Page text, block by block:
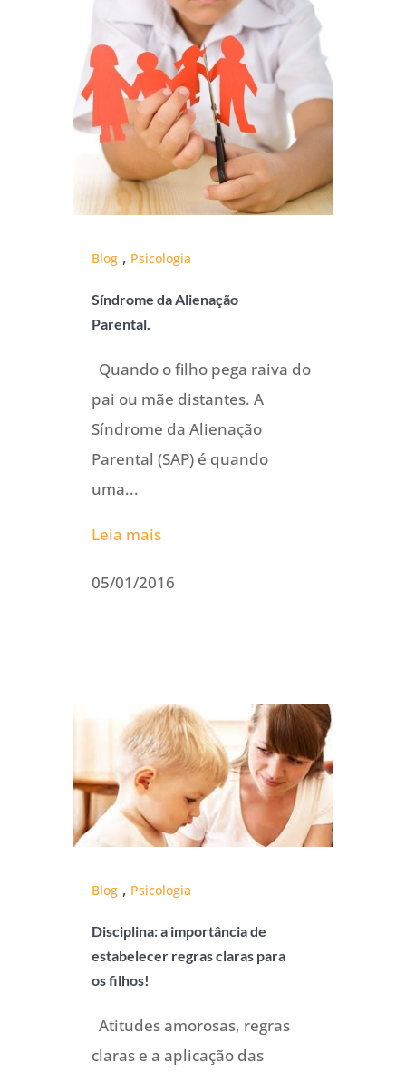
Blog , Psicologia
Síndrome da Alienação
Parental.
Quando o filho pega raiva do
pai ou mãe distantes. A
Síndrome da Alienação
Parental (SAP) é quando
uma...
Leia mais
05/01/2016
Blog , Psicologia
Disciplina: a importância de
estabelecer regras claras para
os filhos!
Atitudes amorosas, regras
claras e a aplicação das